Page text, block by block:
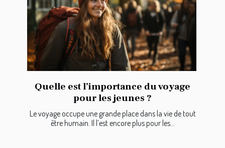
Quelle est l’importance du voyage
pour les jeunes ?
Le voyage occupe une grande place dans la vie de tout
être humain. Il l’est encore plus pour les...